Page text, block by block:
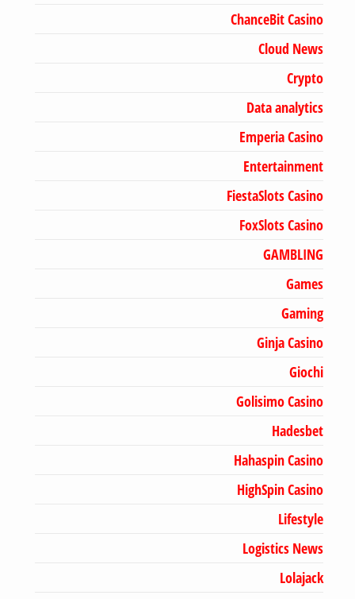
ChanceBit Casino
Cloud News
Crypto
Data analytics
Emperia Casino
Entertainment
FiestaSlots Casino
FoxSlots Casino
GAMBLING
Games
Gaming
Ginja Casino
Giochi
Golisimo Casino
Hadesbet
Hahaspin Casino
HighSpin Casino
Lifestyle
Logistics News
Lolajack